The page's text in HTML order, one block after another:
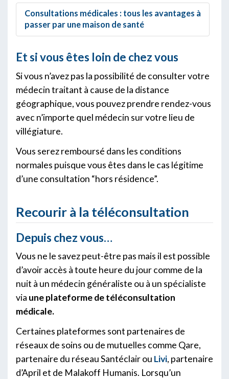
Consultations médicales : tous les avantages à
passer par une maison de santé
Et si vous êtes loin de chez vous
Si vous n’avez pas la possibilité de consulter votre
médecin traitant à cause de la distance
géographique, vous pouvez prendre rendez-vous
avec n’importe quel médecin sur votre lieu de
villégiature.
Vous serez remboursé dans les conditions
normales puisque vous êtes dans le cas légitime
d’une consultation “hors résidence”.
Recourir à la téléconsultation
Depuis chez vous…
Vous ne le savez peut-être pas mais il est possible
d’avoir accès à toute heure du jour comme de la
nuit à un médecin généraliste ou à un spécialiste
via une plateforme de téléconsultation
médicale.
Certaines plateformes sont partenaires de
réseaux de soins ou de mutuelles comme Qare,
partenaire du réseau Santéclair ou Livi, partenaire
d’April et de Malakoff Humanis. Lorsqu’un